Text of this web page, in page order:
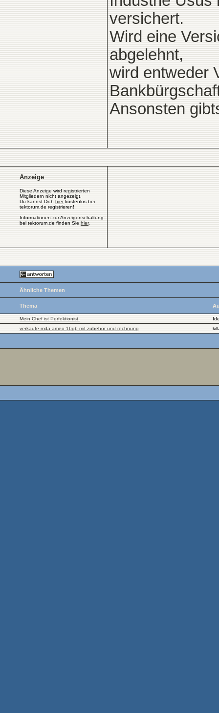
versichert.
Wird eine
abgelehnt,
wird entweder
Ansonsten
Anzeige
Diese Anzeige wird registrierten
Mitgliedern nicht angezeigt.
Du kannst Dich hierkostenlos bei
tektorum.de registrieren!
Informationen zur Anzeigenschaltung
bei tektorum.de finden Sie hier.
Ähnliche Themen
Thema
Mein Chef ist Perfektionist.
verkaufe mda ameo 16gb mit zubehör und rechnung